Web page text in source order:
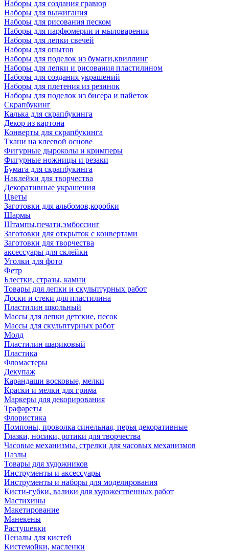
Наборы для создания гравюр
Наборы для выжигания
Наборы для рисования песком
Наборы для парфюмерии и мыловарения
Наборы для лепки свечей
Наборы для опытов
Наборы для поделок из бумаги,квиллинг
Наборы для лепки и рисования пластилином
Наборы для создания украшений
Наборы для плетения из резинок
Наборы для поделок из бисера и пайеток
Скрапбукинг
Калька для скрапбукинга
Декор из картона
Конверты для скрапбукинга
Ткани на клеевой основе
Фигурные дыроколы и кримперы
Фигурные ножницы и резаки
Бумага для скрапбукинга
Наклейки для творчества
Декоративные украшения
Цветы
Заготовки для альбомов,коробки
Шармы
Штампы,печати,эмбоссинг
Заготовки для открыток с конвертами
Заготовки для творчества
аксессуары для склейки
Уголки для фото
Фетр
Блестки, стразы, камни
Товары для лепки и скульптурных работ
Доски и стеки для пластилина
Пластилин школьный
Массы для лепки детские, песок
Массы для скульптурных работ
Молд
Пластилин шариковый
Пластика
Фломастеры
Декупаж
Карандаши восковые, мелки
Краски и мелки для грима
Маркеры для декорирования
Трафареты
Флористика
Помпоны, проволка синельная, перья декоративные
Глазки, носики, ротики для творчества
Часовые механизмы, стрелки для часовых механизмов
Пазлы
Товары для художников
Инструменты и аксессуары
Инструменты и наборы для моделирования
Кисти-губки, валики для художественных работ
Мастихины
Макетирование
Манекены
Растушевки
Пеналы для кистей
Кистемойки, масленки